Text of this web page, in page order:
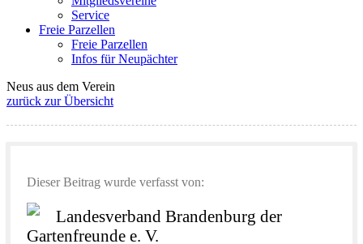
Service
Freie Parzellen
Freie Parzellen
Infos für Neupächter
Neus aus dem Verein
zurück zur Übersicht
Dieser Beitrag wurde verfasst von:
Landesverband Brandenburg der
Gartenfreunde e. V.